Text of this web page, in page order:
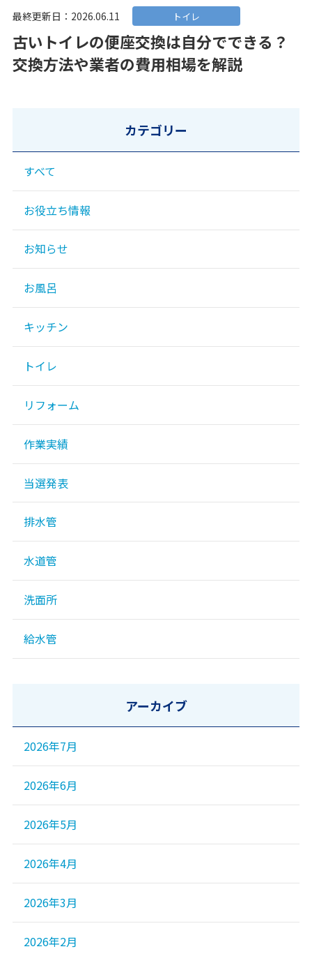
最終更新日：2026.06.11 トイレ
古いトイレの便座交換は自分でできる？
交換方法や業者の費用相場を解説
カテゴリー
すべて
お役立ち情報
お知らせ
お風呂
キッチン
トイレ
リフォーム
作業実績
当選発表
排水管
水道管
洗面所
給水管
アーカイブ
2026年7月
2026年6月
2026年5月
2026年4月
2026年3月
2026年2月